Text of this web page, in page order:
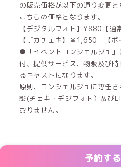
の販売価格が以下の通り変更
こちらの価格となります。
【デジタルフォト】¥880【
【デカチェキ】￥1,650 【
●「イベントコンシェルジュ」
付、提供サービス、物販及び
るキャストになります。
原則、コンシェルジュに専任
影(チェキ・デジフォト）及び
おりません。
予約する